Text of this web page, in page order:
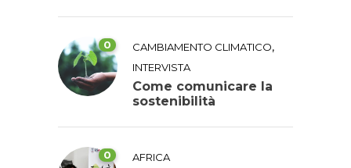
0 CAMBIAMENTO CLIMATICO,
INTERVISTA
Come comunicare la
sostenibilità
0 AFRICA